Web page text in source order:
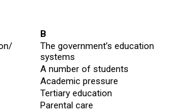
B
The government’s education
systems
A number of students
Academic pressure
Tertiary education
Parental care